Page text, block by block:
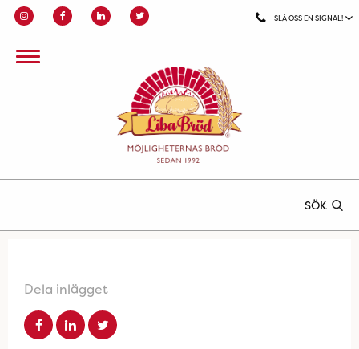
SLÅ OSS EN SIGNAL!
SÖK
Dela inlägget